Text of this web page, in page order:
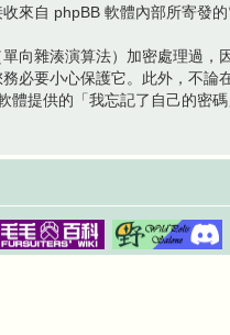
來自 phpBB 軟體內部所寄發的
向雜湊演算法）加密處理過，
必要小心保護它。此外，不論
體提供的「我忘記了自己的密